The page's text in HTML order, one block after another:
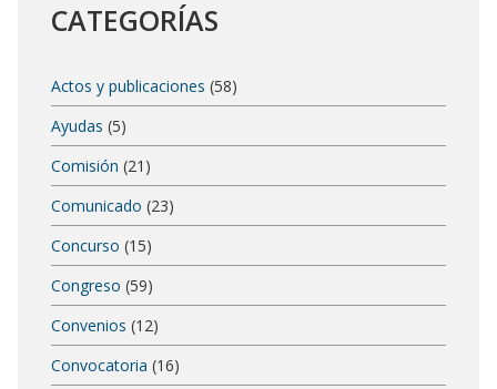
CATEGORÍAS
Actos y publicaciones (58)
Ayudas (5)
Comisión (21)
Comunicado (23)
Concurso (15)
Congreso (59)
Convenios (12)
Convocatoria (16)